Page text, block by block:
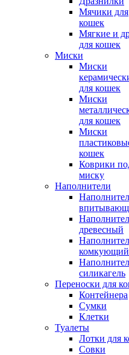
Мячики для
кошек
Мягкие и
для кошек
Миски
Миски
для кошек
Миски
для кошек
Миски
кошек
Коврики
миску
Наполнители
древесный
силикагель
Переноски для
Контейнера
Сумки
Клетки
Туалеты
Лотки для
Совки